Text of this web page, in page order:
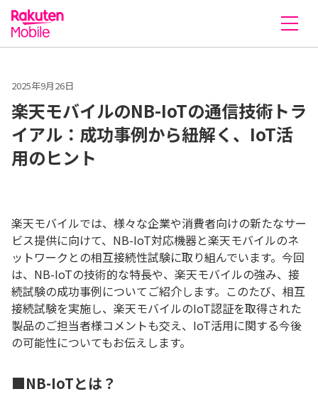
2025年9月26日
楽天モバイルのNB-IoTの通信技術トラ
イアル：成功事例から紐解く、IoT活
用のヒント
楽天モバイルでは、様々な企業や消費者向けの新たなサー
ビス提供に向けて、NB-IoT対応機器と楽天モバイルのネ
ットワークとの相互接続性試験に取り組んでいます。今回
は、NB-IoTの技術的な特長や、楽天モバイルの強み、接
続試験の成功事例についてご紹介します。このたび、相互
接続試験を実施し、楽天モバイルのIoT認証を取得された
製品のご担当者様コメントも交え、IoT活用に関する今後
の可能性についてもお伝えします。
■NB-IoTとは？